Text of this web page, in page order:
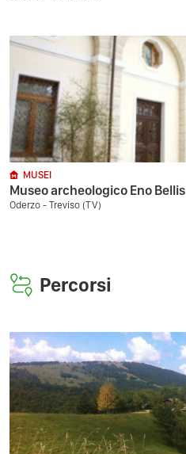
MUSEI
Museo archeologico Eno Bellis
Oderzo - Treviso (TV)
Percorsi